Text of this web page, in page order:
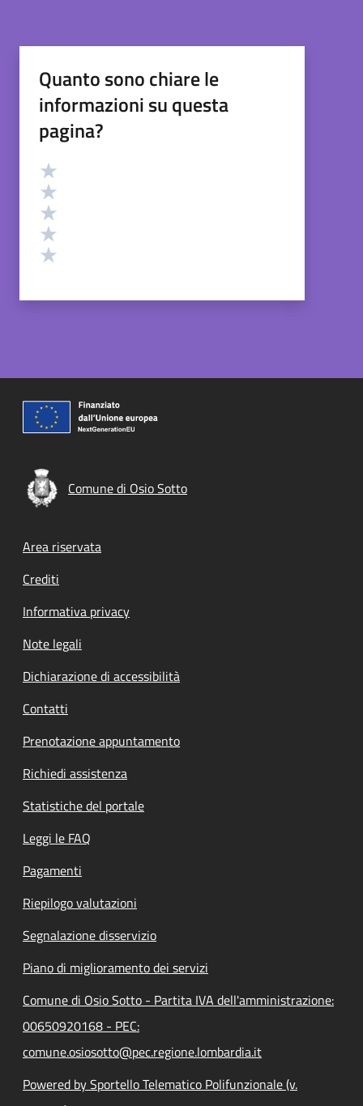
Quanto sono chiare le
informazioni su questa
pagina?
Valutazione
Comune di Osio Sotto
Footer menu
Area riservata
Crediti
Informativa privacy
Note legali
Dichiarazione di accessibilità
Contatti
Prenotazione appuntamento
Richiedi assistenza
Statistiche del portale
Leggi le FAQ
Pagamenti
Riepilogo valutazioni
Segnalazione disservizio
Piano di miglioramento dei servizi
Comune di Osio Sotto - Partita IVA dell'amministrazione:
00650920168 - PEC:
comune.osiosotto@pec.regione.lombardia.it
Powered by Sportello Telematico Polifunzionale (v.